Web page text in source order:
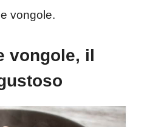
vongole.
vongole, il